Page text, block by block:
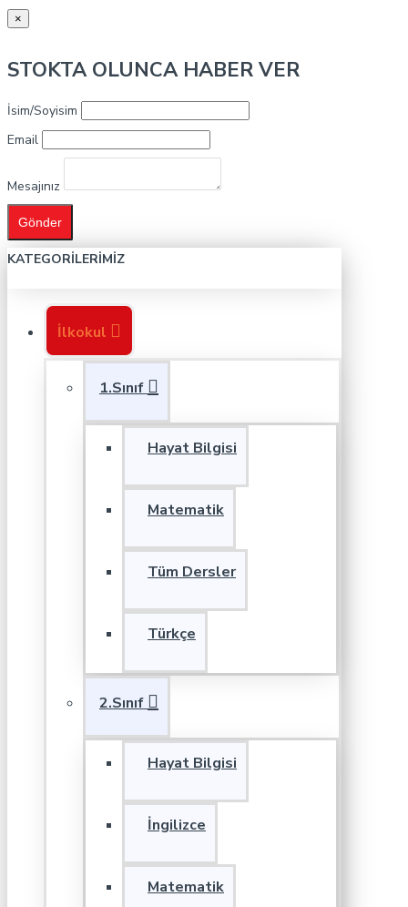
×
STOKTA OLUNCA HABER VER
İsim/Soyisim
Email
Mesajınız
Gönder
KATEGORILERIMIZ
İlkokul
1.Sınıf
Hayat Bilgisi
Matematik
Tüm Dersler
Türkçe
2.Sınıf
Hayat Bilgisi
İngilizce
Matematik